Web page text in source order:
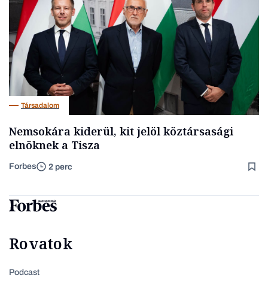
Társadalom
Nemsokára kiderül, kit jelöl köztársasági
elnöknek a Tisza
Forbes 2 perc
Rovatok
Podcast